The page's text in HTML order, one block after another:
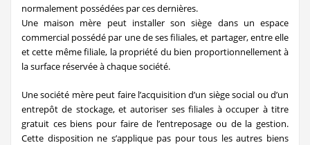
normalement possédées par ces dernières.
Une maison mère peut installer son siège dans un espace
commercial possédé par une de ses filiales, et partager, entre elle
et cette même filiale, la propriété du bien proportionnellement à
la surface réservée à chaque société.
Une société mère peut faire l’acquisition d’un siège social ou d’un
entrepôt de stockage, et autoriser ses filiales à occuper à titre
gratuit ces biens pour faire de l’entreposage ou de la gestion.
Cette disposition ne s’applique pas pour tous les autres biens